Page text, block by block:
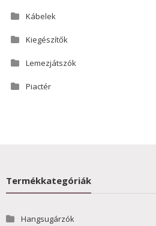
Kábelek
Kiegészítők
Lemezjátszók
Piactér
Termékkategóriák
Hangsugárzók